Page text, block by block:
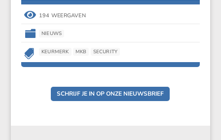
 194 WEERGAVEN
 NIEUWS
 KEURMERK MKB SECURITY
SCHRIJF JE IN OP ONZE NIEUWSBRIEF